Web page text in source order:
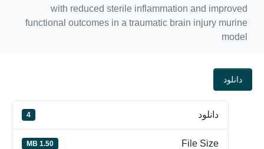
with reduced sterile inflammation and improved
functional outcomes in a traumatic brain injury murine
model
دانلود
دانلود 4
File Size
1.50 MB